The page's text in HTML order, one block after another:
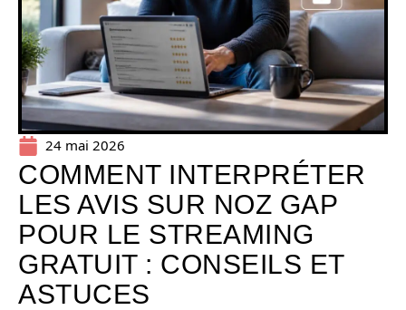
24 mai 2026
COMMENT INTERPRÉTER
LES AVIS SUR NOZ GAP
POUR LE STREAMING
GRATUIT : CONSEILS ET
ASTUCES